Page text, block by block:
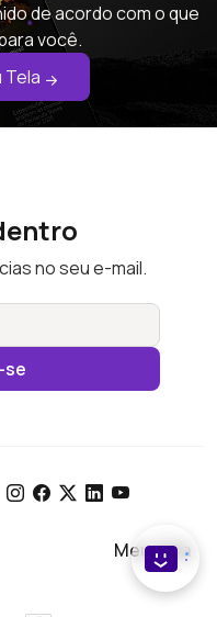
de acordo com o que
você.
Tela
no seu e-mail.
se
Meu Tela